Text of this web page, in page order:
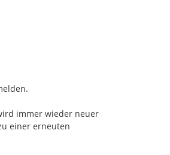
immer wieder neuer
einer erneuten